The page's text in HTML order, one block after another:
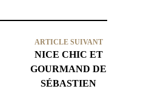
ARTICLE SUIVANT
NICE CHIC ET
GOURMAND DE
SÉBASTIEN